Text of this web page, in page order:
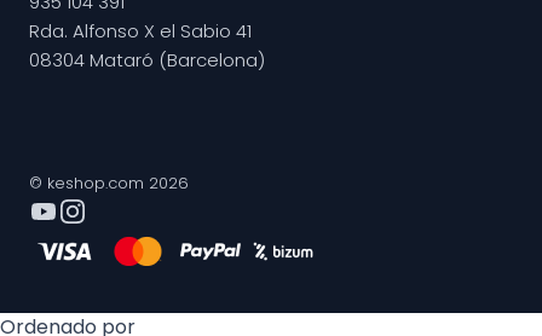
Rda. Alfonso X el Sabio 41
08304 Mataró (Barcelona)
© keshop.com 2026
Ordenado por